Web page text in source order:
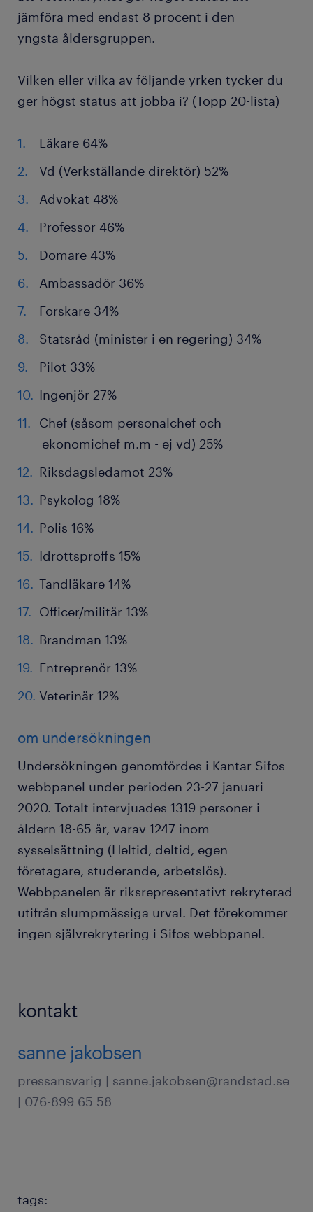
jämföra med endast 8 procent i den
yngsta åldersgruppen.
Vilken eller vilka av följande yrken tycker du
ger högst status att jobba i? (Topp 20-lista)
Läkare 64%
Vd (Verkställande direktör) 52%
Advokat 48%
Professor 46%
Domare 43%
Ambassadör 36%
Forskare 34%
Statsråd (minister i en regering) 34%
Pilot 33%
Ingenjör 27%
Chef (såsom personalchef och
ekonomichef m.m - ej vd) 25%
Riksdagsledamot 23%
Psykolog 18%
Polis 16%
Idrottsproffs 15%
Tandläkare 14%
Officer/militär 13%
Brandman 13%
Entreprenör 13%
Veterinär 12%
om undersökningen
Undersökningen genomfördes i Kantar Sifos
webbpanel under perioden 23-27 januari
2020. Totalt intervjuades 1319 personer i
åldern 18-65 år, varav 1247 inom
sysselsättning (Heltid, deltid, egen
företagare, studerande, arbetslös).
Webbpanelen är riksrepresentativt rekryterad
utifrån slumpmässiga urval. Det förekommer
ingen självrekrytering i Sifos webbpanel.
kontakt
sanne jakobsen
pressansvarig | sanne.jakobsen@randstad.se
| 076-899 65 58
tags: